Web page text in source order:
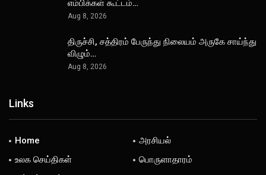
எம்பிக்கள் கூட்டம்…
Aug 8, 2026
திருச்சி, சத்திரம் பேருந்து நிலையம் அருகே சாய்ந்து
விழும்…
Aug 8, 2026
Links
Home
அரசியல்
உலக செய்திகள்
பொருளாதாரம்